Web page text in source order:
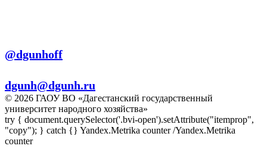
@dgunhoff
dgunh@dgunh.ru
© 2026 ГАОУ ВО «Дагестанский государственный
университет народного хозяйства»
try { document.querySelector('.bvi-open').setAttribute("itemprop",
"copy"); } catch {} Yandex.Metrika counter/Yandex.Metrika
counter